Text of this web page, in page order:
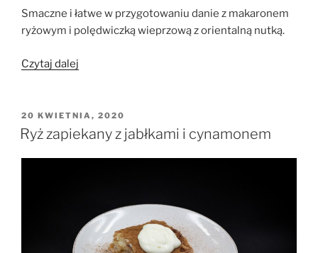
Smaczne i łatwe w przygotowaniu danie z makaronem
ryżowym i polędwiczką wieprzową z orientalną nutką.
Czytaj dalej
polędwiczką
wieprzową”
OPUBLIKOWANE
W
20 KWIETNIA, 2020
Ryż zapiekany z jabłkami i cynamonem